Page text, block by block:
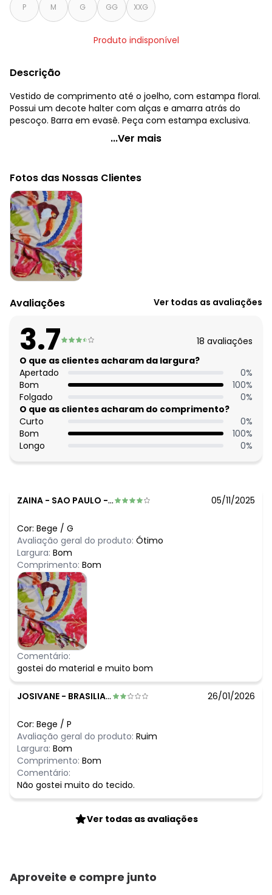
P M G GG XXG
Produto indisponível
Descrição
Vestido de comprimento até o joelho, com estampa floral.
Possui um decote halter com alças e amarra atrás do
pescoço. Barra em evasê. Peça com estampa exclusiva.
Quintess - Vestido Floral Tropical Tucanos em Malha
Código do produto: 3737763
Comprimento: Clássico
Material: Malha Fria
Estação: Verão
Situação de Uso: Casual
Composição Material: 92% Poliéster, 8% Elastano
Histórico de preços
O preço apresentado abaixo é o menor oferecido em
agosto/2026
N/D*
julho/2026 N/D*
junho/2026
maio/2026 N/D*
abril/2026 N/D*
março/2026
fevereiro/2026 N/D*
...Ver mais
Fotos das Nossas Clientes
Avaliações Ver todas as avaliações
3.7 18 avaliações
O que as clientes acharam da largura?
Apertado
0%
Bom
100%
Folgado
0%
O que as clientes acharam do comprimento?
Curto
0%
Bom
100%
Longo
0%
ZAINA - SAO PAULO - SP 05/11/2025
Cor: Bege / G
Avaliação geral do produto: Ótimo
Largura: Bom
Comprimento: Bom
Comentário:
gostei do material e muito bom
JOSIVANE - BRASILIA - DF 26/01/2026
Cor: Bege / P
Avaliação geral do produto: Ruim
Largura: Bom
Comprimento: Bom
Comentário:
Não gostei muito do tecido.
Ver todas as avaliações
Aproveite e compre junto